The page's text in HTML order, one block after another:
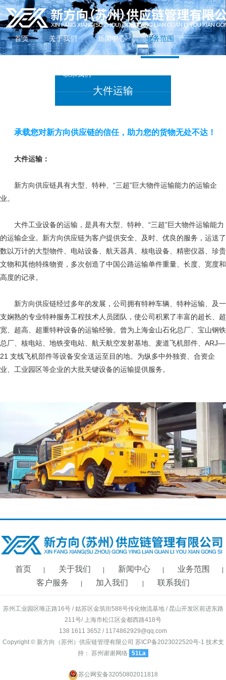
首页 关于我们 新闻中心 业务范围
联系我们
大件运输
承载您对新方向供应链的信任，助力您的货物无处不达！
大件运输：
新方向供应链具有大型、特种、“三超”巨大物件运输能力的运输企
业。
大件工业设备的运输，是具有大型、特种、“三超”巨大物件运输能力
的运输企业。新方向供应链为客户提供安全、及时、优良的服务，运送了
数以万计的大型物件、电站设备、航天器具、核电设备、精密仪器、珍贵
文物和其他特殊物资，多次创造了中国公路运输单件重量、长度、宽度和
高度的记录。
新方向供应链经过多年的发展，公司拥有特种车辆、特种运输、及一
支娴熟的专业特种服务工程技术人员团队，使公司积累了丰富的超长、超
宽、超高、超重特种设备的运输经验。曾为上海金山石化总厂、宝山钢铁
总厂、核电站、地铁变电站、航天航空发射基地、麦道飞机部件、ARJ—
21 支线飞机部件等设备安全送运至目的地。为纵多中外独资、合资企
业、工业园区等企业的大批关键设备的运输提供服务。
首页 | 关于我们 | 新闻中心 | 业务范围 |
客户服务 | 加入我们 | 联系我们
苏州工业园区唯正路16号 / 姑苏区金筑街588号传化物流基地 / 昆山开发区前进东路
211号/ 上海市松江区金都西路418号
138 1611 3652 / 1174862929@qq.com
Copyright © 新方向（苏州）供应链管理有限公司 苏ICP备2023022520号-1 技术支
持： 苏州谢谢网络 51La
苏公网安备32050802011818